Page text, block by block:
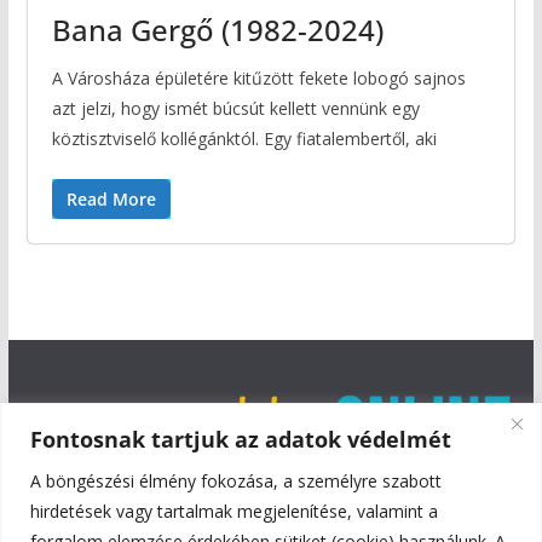
Fontosnak tartjuk az adatok védelmét
A böngészési élmény fokozása, a személyre szabott
hirdetések vagy tartalmak megjelenítése, valamint a
Bana Gergő (1982-2024)
A Városháza épületére kitűzött fekete lobogó sajnos
azt jelzi, hogy ismét búcsút kellett vennünk egy
köztisztviselő kollégánktól. Egy fiatalembertől, aki
Read More